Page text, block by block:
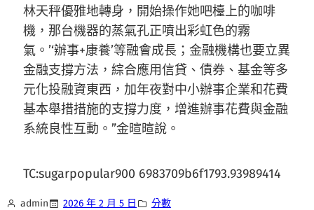
林天秤優雅地轉身，開始操作她吧檯上的咖啡
機，那台機器的蒸氣孔正噴出彩虹色的霧
氣。’‘辦事+康養’等融會成長；金融機構也要立異
金融支撐方法，綜合應用信貸、債券、基金等多
元化投融資東西，加年夜對中小辦事企業和花費
基本舉措措施的支撐力度，增進辦事花費與金融
系統良性互動。”金暄暄說。
TC:sugarpopular900 6983709b6f1793.93989414
admin 2026 年 2 月 5 日 分數